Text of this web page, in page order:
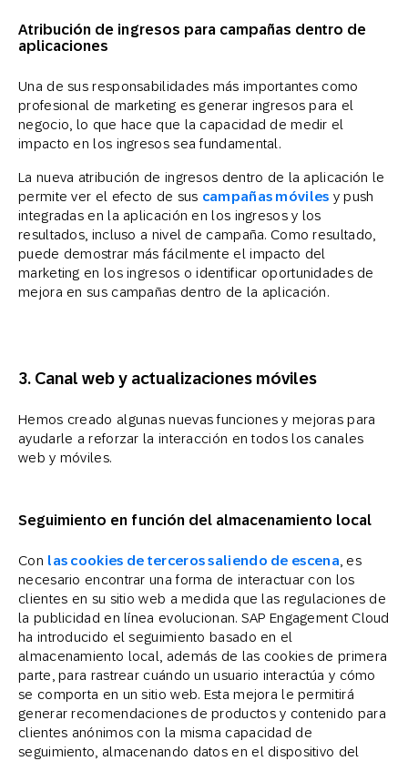
Atribución de ingresos para campañas dentro de
aplicaciones
Una de sus responsabilidades más importantes como
profesional de marketing es generar ingresos para el
negocio, lo que hace que la capacidad de medir el
impacto en los ingresos sea fundamental.
La nueva atribución de ingresos dentro de la aplicación le
permite ver el efecto de sus campañas móviles y push
integradas en la aplicación en los ingresos y los
resultados, incluso a nivel de campaña. Como resultado,
puede demostrar más fácilmente el impacto del
marketing en los ingresos o identificar oportunidades de
mejora en sus campañas dentro de la aplicación.
3. Canal web y actualizaciones móviles
Hemos creado algunas nuevas funciones y mejoras para
ayudarle a reforzar la interacción en todos los canales
web y móviles.
Seguimiento en función del almacenamiento local
Con las cookies de terceros saliendo de escena , es
necesario encontrar una forma de interactuar con los
clientes en su sitio web a medida que las regulaciones de
la publicidad en línea evolucionan. SAP Engagement Cloud
ha introducido el seguimiento basado en el
almacenamiento local, además de las cookies de primera
parte, para rastrear cuándo un usuario interactúa y cómo
se comporta en un sitio web. Esta mejora le permitirá
generar recomendaciones de productos y contenido para
clientes anónimos con la misma capacidad de
seguimiento, almacenando datos en el dispositivo del